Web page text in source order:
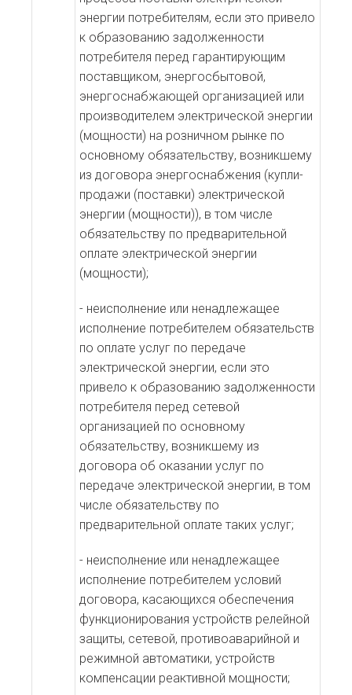
энергии потребителям, если это привело
к образованию задолженности
потребителя перед гарантирующим
поставщиком, энергосбытовой,
энергоснабжающей организацией или
производителем электрической энергии
(мощности) на розничном рынке по
основному обязательству, возникшему
из договора энергоснабжения (купли-
продажи (поставки) электрической
энергии (мощности)), в том числе
обязательству по предварительной
оплате электрической энергии
(мощности);
- неисполнение или ненадлежащее
исполнение потребителем обязательств
по оплате услуг по передаче
электрической энергии, если это
привело к образованию задолженности
потребителя перед сетевой
организацией по основному
обязательству, возникшему из
договора об оказании услуг по
передаче электрической энергии, в том
числе обязательству по
предварительной оплате таких услуг;
- неисполнение или ненадлежащее
исполнение потребителем условий
договора, касающихся обеспечения
функционирования устройств релейной
защиты, сетевой, противоаварийной и
режимной автоматики, устройств
компенсации реактивной мощности;